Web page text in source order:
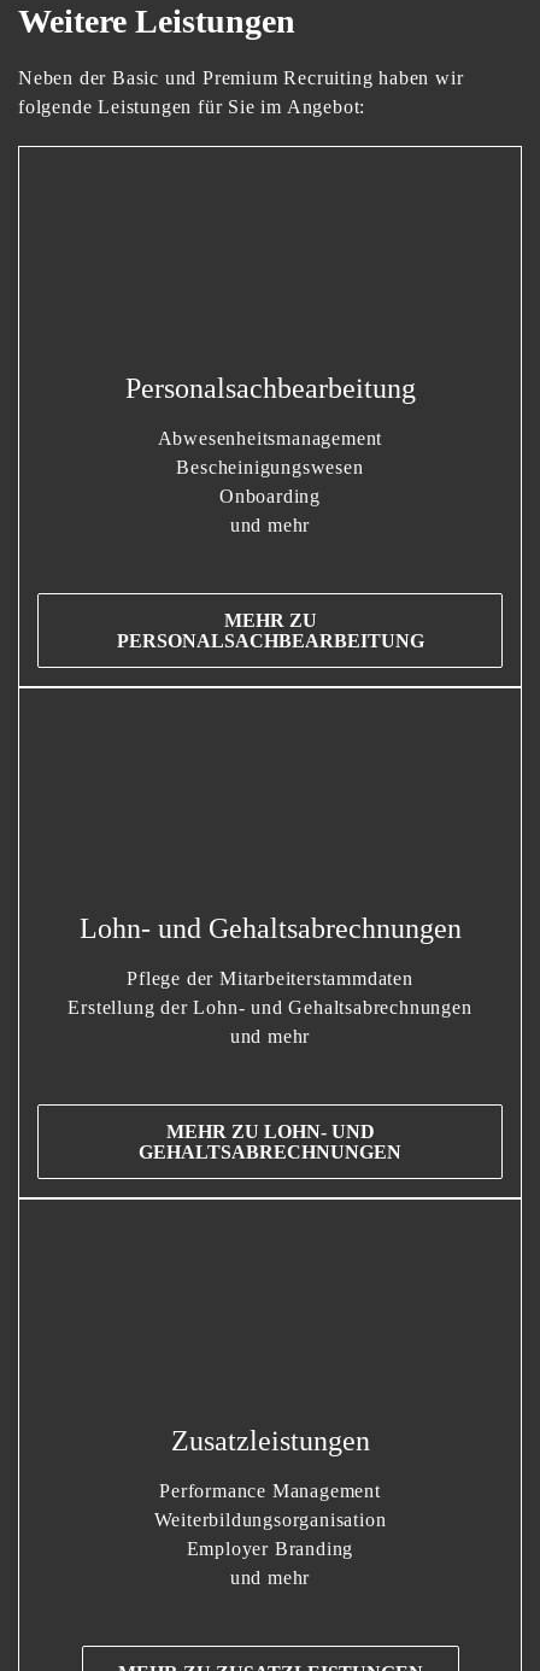
Weitere Leistungen
Neben der Basic und Premium Recruiting haben wir
folgende Leistungen für Sie im Angebot:
Personalsachbearbeitung
Abwesenheitsmanagement
Bescheinigungswesen
Onboarding
und mehr
MEHR ZU
PERSONALSACHBEARBEITUNG
Lohn- und Gehaltsabrechnungen
Pflege der Mitarbeiterstammdaten
Erstellung der Lohn- und Gehaltsabrechnungen
und mehr
MEHR ZU LOHN- UND
GEHALTSABRECHNUNGEN
Zusatzleistungen
Performance Management
Weiterbildungsorganisation
Employer Branding
und mehr